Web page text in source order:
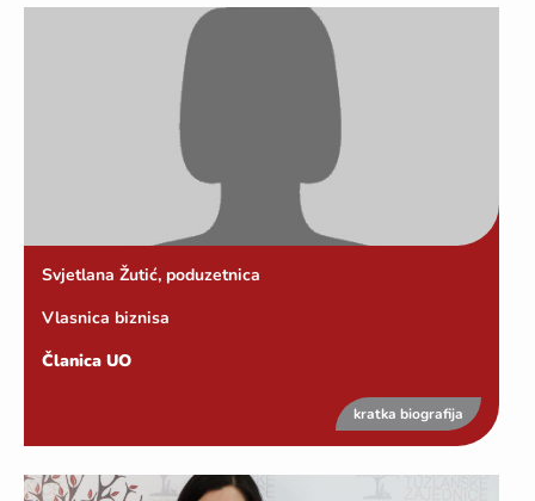
Svjetlana Žutić, poduzetnica
Vlasnica biznisa
Članica UO
kratka biografija